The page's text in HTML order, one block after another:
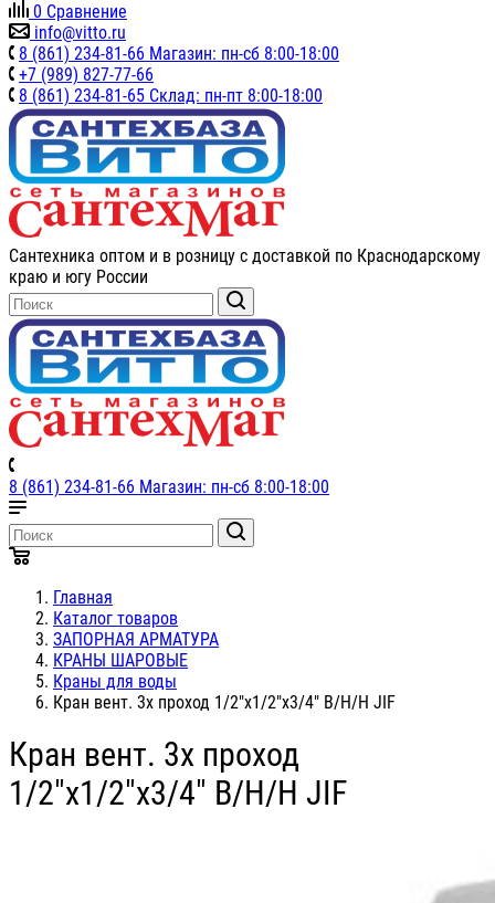
0 Сравнение
info@vitto.ru
8 (861) 234-81-66 Магазин: пн-сб 8:00-18:00
+7 (989) 827-77-66
8 (861) 234-81-65 Склад: пн-пт 8:00-18:00
Сантехника оптом и в розницу с доставкой по Краснодарскому
краю и югу России
8 (861) 234-81-66 Магазин: пн-сб 8:00-18:00
Главная
Каталог товаров
ЗАПОРНАЯ АРМАТУРА
КРАНЫ ШАРОВЫЕ
Краны для воды
Кран вент. 3х проход 1/2"х1/2"х3/4" В/Н/Н JIF
Кран вент. 3х проход
1/2"х1/2"х3/4" В/Н/Н JIF